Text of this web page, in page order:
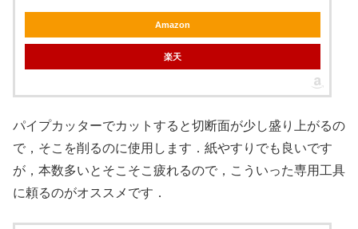
Amazon
楽天
パイプカッターでカットすると切断面が少し盛り上がるの
で，そこを削るのに使用します．紙やすりでも良いです
が，本数多いとそこそこ疲れるので，こういった専用工具
に頼るのがオススメです．